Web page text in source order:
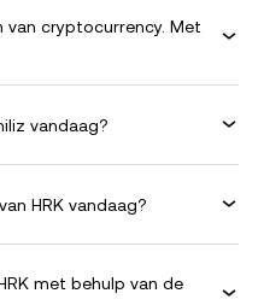
van cryptocurrency. Met
vandaag?
HRK vandaag?
met behulp van de